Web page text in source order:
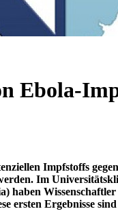
Ebola-
Impfstoffs
Im
haben
ersten Ergebnisse